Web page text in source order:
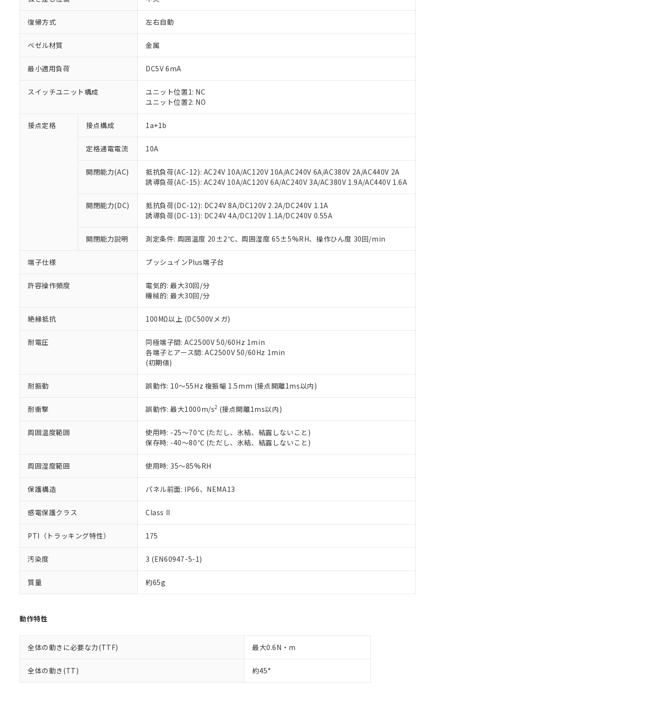
復帰方式 左右自動
ベゼル材質 金属
最小適用負荷 DC5V 6mA
スイッチユニット構成
ユニット位置1: NC
ユニット位置2: NO
接点定格 接点構成 1a+1b
定格通電電流 10A
開閉能力(AC)
抵抗負荷(AC-12): AC24V 10A/AC120V 10A/AC240V 6A/AC380V 2A/AC440V 2A
誘導負荷(AC-15): AC24V 10A/AC120V 6A/AC240V 3A/AC380V 1.9A/AC440V 1.6A
開閉能力(DC)
抵抗負荷(DC-12): DC24V 8A/DC120V 2.2A/DC240V 1.1A
誘導負荷(DC-13): DC24V 4A/DC120V 1.1A/DC240V 0.55A
開閉能力説明 測定条件: 周囲温度 20±2℃、周囲湿度 65±5%RH、操作ひん度 30回/min
端子仕様 プッシュインPlus端子台
許容操作頻度
電気的: 最大30回/分
機械的: 最大30回/分
絶縁抵抗 100MΩ以上 (DC500Vメガ)
耐電圧
同極端子間: AC2500V 50/60Hz 1min
各端子とアース間: AC2500V 50/60Hz 1min
(初期値)
耐振動 誤動作: 10～55Hz 複振幅 1.5mm (接点開離1ms以内)
耐衝撃 誤動作: 最大1000m/s2 (接点開離1ms以内)
周囲温度範囲
使用時: -25～70℃ (ただし、氷結、結露しないこと)
保存時: -40～80℃ (ただし、氷結、結露しないこと)
周囲湿度範囲 使用時: 35～85%RH
保護構造 パネル前面: IP66、NEMA13
感電保護クラス Class II
PTI（トラッキング特性） 175
汚染度 3 (EN60947-5-1)
質量 約65g
動作特性
全体の動きに必要な力(TTF) 最大0.6N・m
全体の動き(TT) 約45°
ご利用条件
以下の条件をお読みいただき、同意のうえご利用ください。
本サービスは、当社制御機器事業取扱商品の当社在庫状況および標準価格(税抜)を提供させていただ
くものです。
当社制御機器事業取扱商品の中には、本サービスの対象外となる商品もあることをご了承ください。
在庫状況および標準価格照会結果は、記載している更新日時点での社内データに基づき作成されるも
のであり、閲覧された時点での実際の在庫および標準価格とは異なる場合があることをご了承くださ
正式な納期状況および標準価格はお客様のお取引先、またはお客様担当のオムロン制御機器販売店・
当社販売員にご相談ください。
在庫状況および標準価格結果を当社の事前の承諾なく第三者に漏洩または開示しないようお願いしま
す。
ている必要があります。
お客様が当ウェブサイト上で当社にご登録された部品リストについて、当社および当社の共同利用者
が、当社の製品・サービスに関するお客様との取引・商談に必要な範囲で利用することをご了承くだ
さい。
※当社の共同利用者とは、
"個人情報の共同利用に関して"
※1 対応状況
対応済み：EU RoHS指令（10物質）の非含有に対応した製品が提供可能な商品です。
対応予定：EU RoHS指令（10物質）の非含有に対応した製品に切り替える予定のある商品です。
対応予定なし：EU RoHS指令（10物質）の非含有に非対応の商品で、対応品を出す予定はありません。
調査・確認中：EU RoHS指令（10物質）の非含有の対応状況を調査中または確認中の商品です。
非該当品：ライセンス料など無形物で、有害物質有無と関係のない商品です。
仕入先様の事情により、非含有部品としていたものが、含有品と判明した場合などやむを得ず変更すること
*EU RoHS指令（10物質）：
鉛(Pb) 1000ppm以下、 水銀(Hg) 1000ppm以下、 カドミウム(Cd) 100ppm以下、
六価クロム(Cr(Ⅵ)) 1000ppm以下、ポリ臭化ビフェニル類(PBB) 1000ppm以下、ポリ臭化ジフェニルエーテル類(PBDE) 1000ppm以下、
フタル酸ビス(2-エチルヘキシル) (DEHP)(別名：DOP) 1000ppm以下、フタル酸ブチルベンジル（BBP） 1000ppm以下、フタル酸ジブチ
ル（DBP） 1000ppm以下、フタル酸ジイソブチル (DIBP) 1000ppm以下
但し、RoHS指令で産業用監視および制御機器に対する適用除外項目は除く。
フタル酸エステル類の４物質については閾値を超える意図的な使用がないことを確認しています。
※2 対応予定月
部品在庫の切り替え状況などにより、予定月が前後することがあります。
※3 非含有証明書ダウンロード
下記の非含有証明書をダウンロードすることができます。
EU RoHS指令（10物質）の非含有証明書
51物質の非含有証明書（当社基準）
※本証明書は発行日時点で非含有を証明するもので、過去に遡って非含有を証明するものではありません。
混在することから備考欄に対応日を記載しておりました。
既に当社にて対応品への在庫切替を完了していることから、特段のことがない限り、2022年1月12日よ
り割愛しております。
※1 中国RoHS○×表
「○」：最大均質材料含有率が中国RoHSの基準値以下であることを示します。
「×」：最大均質材料含有率が中国RoHSの基準値を超えていることを示します。
「－」：未確認です。当社販売部門へお問い合わせください。
Pb(鉛) :1000ppm、 Hg(水銀) : 1000ppm、 Cd(カドミウム) : 100ppm、
Cr(Ⅵ)(六価クロム) : 1000ppm、 PBBs(ポリ臭化ビフェニル類) : 1000ppm、 PBDEs(ポリ臭化ジフェニルエーテル類) : 1000ppm、
DBP(フタル酸ジブチル) : 1000ppm、 DIBP(フタル酸ジイソブチル) : 1000ppm、 BBP(フタル酸ブチルベンジル) : 1000ppm、
DEHP(フタル酸ビス(2-エチルヘキシル)) : 1000ppm
※2 環境保護使用期限
「ｅ」：有害物質（10物質）のすべてが基準値以下であることを示します。
「10」：通常の使用状況下において有害物質が外部に漏えいし、環境に深刻な影響を及ぼさない年数を意
「－」：未確認です。当社販売部門へお問い合わせください。
う）を輸出または国外への提供する場合は、日本国政府の輸出許可(または役務取引許可)を取得する
などの必要な手続きをとります。
当社は規制貨物を破棄する場合は、完全に破砕するなど、違法に輸出されないよう必要な手段を講じ
ます。
当社は貴社製品を、核兵器、ミサイル、化学兵器、生物兵器またはその他武器並びにこれらの製造装
置等に一切使用いたしません。
当社は、貴社製品を第三者に販売する場合は、上記1、2および3の内容を当該第三者に通知します。
たしません。
合意する キャンセル
○ 一定数以上の在庫あり
△ 一定数には満たないが在庫あり
－
在庫なし(最新の在庫状況については、お客様のお取引先、またはお客様担当のオムロン制御
機器販売店・当社販売員にご確認ください)
空
受注生産機種、また在庫状況の情報を公開していない機種